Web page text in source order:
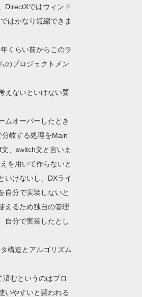
DirectXではウィンド
はかなり短縮できま
くらい前からこのラ
のプロジェクトメン
えないといけない要
ムオーバーしたとき
岐する処理をMain
、switch文と言いま
を用いて作らないと
いけないし、DXライ
自分で実装しないと
えるため独自の管理
自分で実装したとし
構造とアルゴリズム
むというのはプロ
いやすいと謳われる